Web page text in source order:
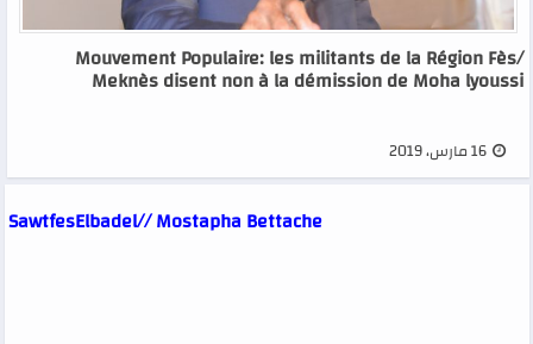
Mouvement Populaire: les militants de la Région Fès/
Meknès disent non à la démission de Moha lyoussi
16 مارس، 2019
SawtfesElbadel// Mostapha Bettache